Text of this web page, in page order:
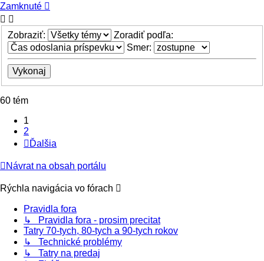
Zamknuté
Zobraziť:
Zoradiť podľa:
Smer:
60 tém
1
2
Ďalšia
Návrat na obsah portálu
Rýchla navigácia vo fórach
Pravidla fora
↳ Pravidla fora - prosim precitat
Tatry 70-tych, 80-tych a 90-tych rokov
↳ Technické problémy
↳ Tatry na predaj